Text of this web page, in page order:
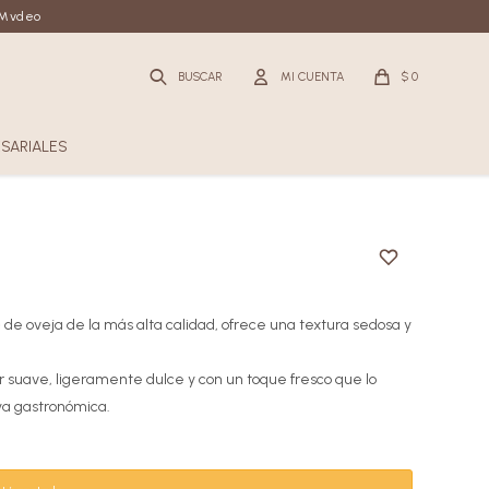
$ 0
de oveja de la más alta calidad, ofrece una textura sedosa y
suave, ligeramente dulce y con un toque fresco que lo
gastronómica.